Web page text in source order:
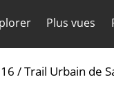
Plus vues
/Trail Urbain de